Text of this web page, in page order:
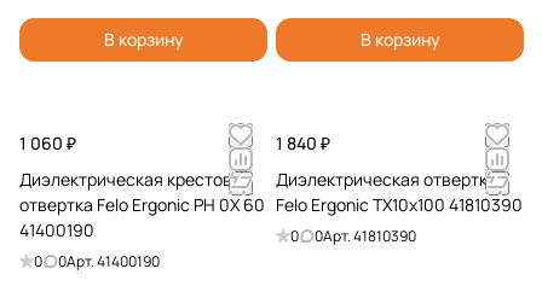
В корзину В корзину
1 060 ₽
Диэлектрическая крестовая
отвертка Felo Ergonic PH 0X 60
41400190
0 0Арт.41400190
1 840 ₽
Диэлектрическая отвертка
Felo Ergonic TX10x100 41810390
0 0Арт.41810390